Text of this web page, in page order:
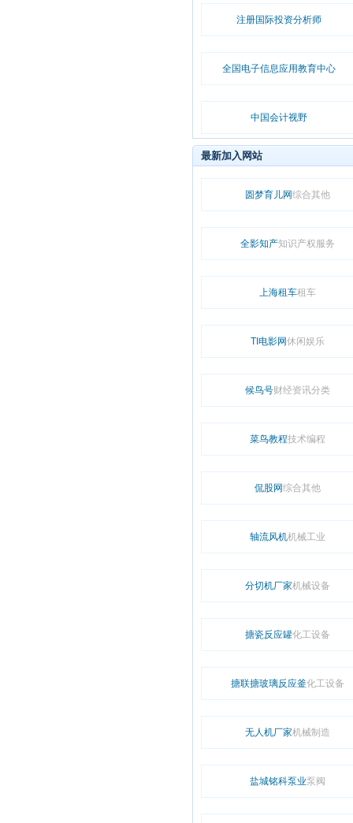
注册国际投资分析师
全国电子信息应用教育中心
中国会计视野
最新加入网站
圆梦育儿网综合其他
全影知产知识产权服务
上海租车租车
TI电影网休闲娱乐
候鸟号财经资讯分类
菜鸟教程技术编程
侃股网综合其他
轴流风机机械工业
分切机厂家机械设备
搪瓷反应罐化工设备
搪联搪玻璃反应釜化工设备
无人机厂家机械制造
盐城铭科泵业泵阀